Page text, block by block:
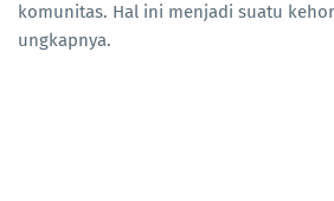
komunitas. Hal ini menjadi suatu
ungkapnya.